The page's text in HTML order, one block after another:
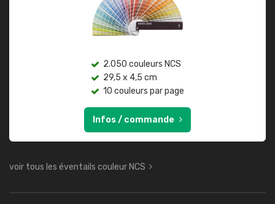
2.050 couleurs NCS
29,5 x 4,5 cm
10 couleurs par page
Infos / commande
voir tous les éventails couleur NCS